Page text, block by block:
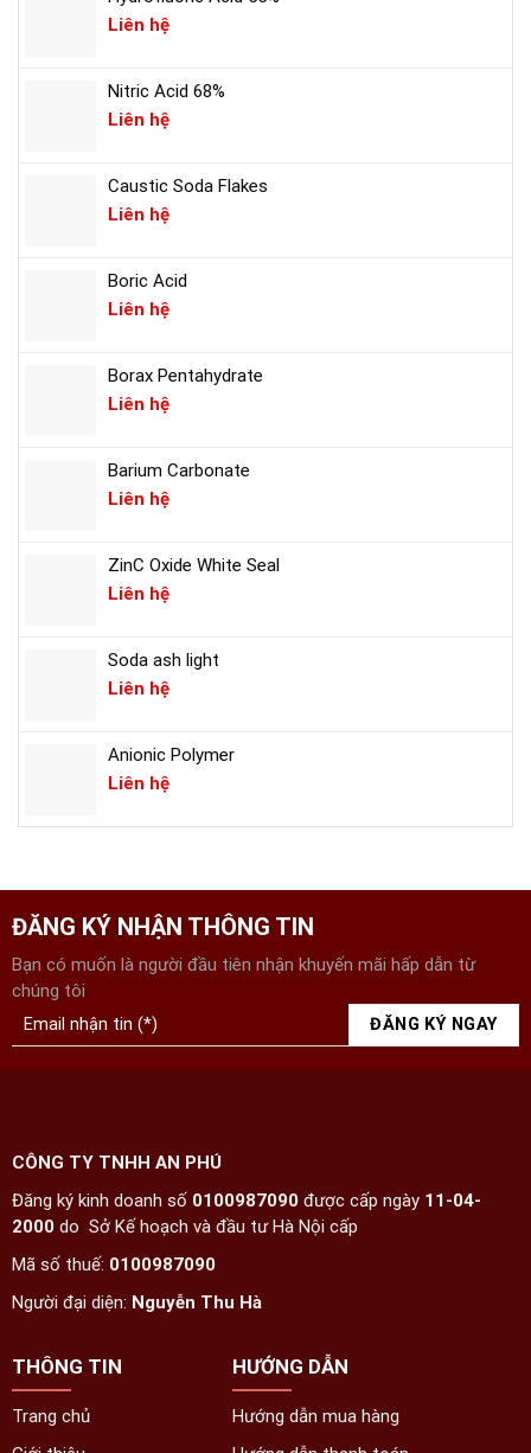
Liên hệ
Nitric Acid 68%
Liên hệ
Caustic Soda Flakes
Liên hệ
Boric Acid
Liên hệ
Borax Pentahydrate
Liên hệ
Barium Carbonate
Liên hệ
ZinC Oxide White Seal
Liên hệ
Soda ash light
Liên hệ
Anionic Polymer
Liên hệ
ĐĂNG KÝ NHẬN THÔNG TIN
Bạn có muốn là người đầu tiên nhận khuyến mãi hấp dẫn từ
chúng tôi
CÔNG TY TNHH AN PHÚ
Đăng ký kinh doanh số 0100987090được cấp ngày 11-04-
2000do Sở Kế hoạch và đầu tư Hà Nội cấp
Mã số thuế: 0100987090
Người đại diện: Nguyễn Thu Hà
THÔNG TIN
Trang chủ
HƯỚNG DẪN
Hướng dẫn mua hàng